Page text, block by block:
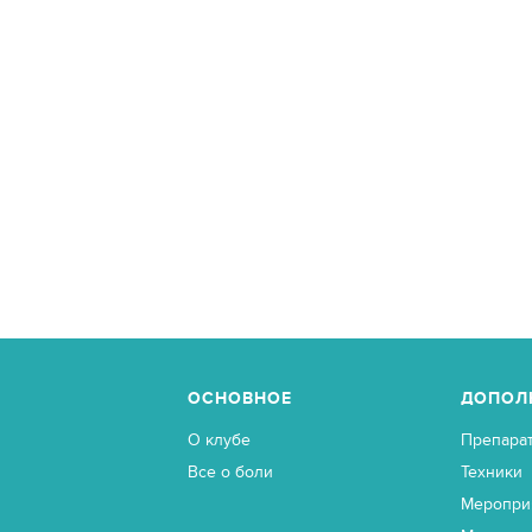
ОСНОВНОЕ
О клубе
Все о боли
Техники